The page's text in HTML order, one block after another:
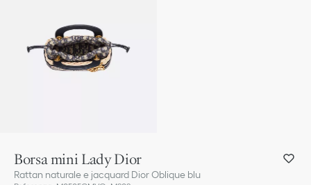
Borsa mini Lady Dior
Rattan naturale e jacquard Dior Oblique blu